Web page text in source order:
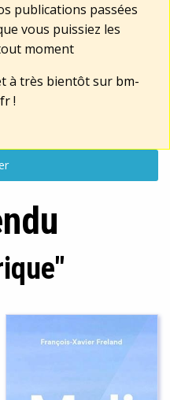
publications passées
vous puissiez les
moment
à très bientôt sur bm-
!